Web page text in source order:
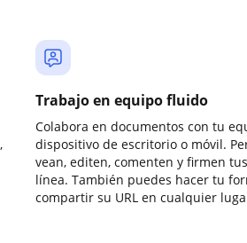
Trabajo en equipo fluido
Colabora en documentos con tu
dispositivo de escritorio o móvil.
vean, editen, comenten y firmen
línea. También puedes hacer tu
compartir su URL en cualquier